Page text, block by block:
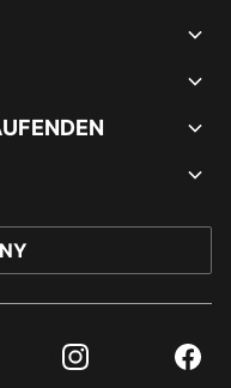
Instagram